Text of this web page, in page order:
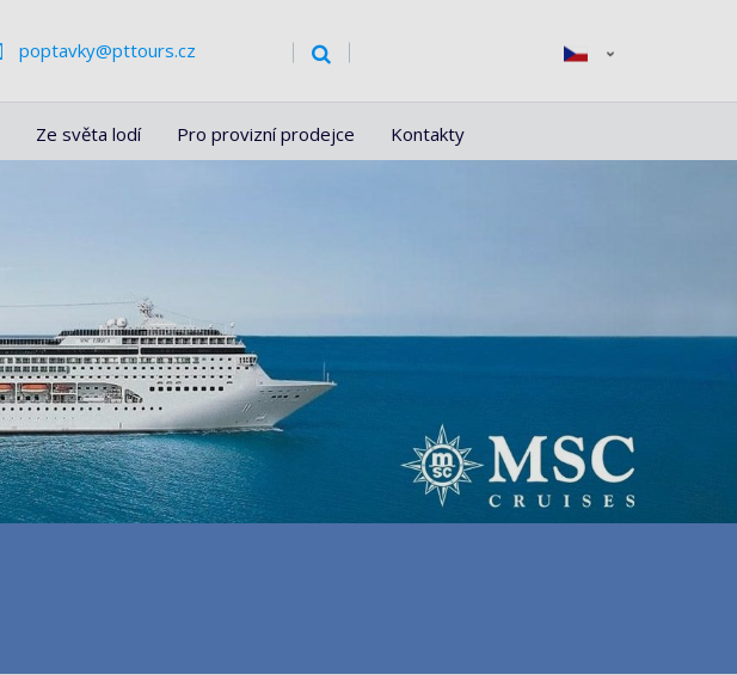
poptavky@pttours.cz
Ze světa lodí Pro provizní prodejce Kontakty